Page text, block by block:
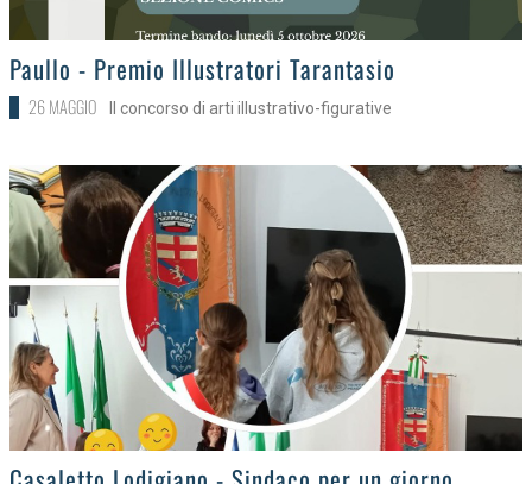
>
Paullo - Premio Illustratori Tarantasio
26 MAGGIO Il concorso di arti illustrativo-figurative
>